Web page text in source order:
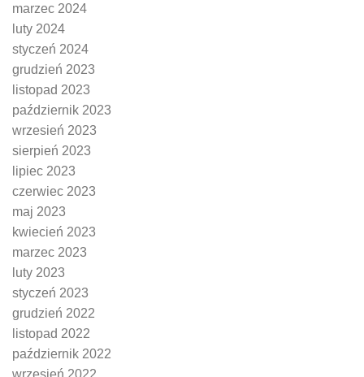
marzec 2024
luty 2024
styczeń 2024
grudzień 2023
listopad 2023
październik 2023
wrzesień 2023
sierpień 2023
lipiec 2023
czerwiec 2023
maj 2023
kwiecień 2023
marzec 2023
luty 2023
styczeń 2023
grudzień 2022
listopad 2022
październik 2022
wrzesień 2022